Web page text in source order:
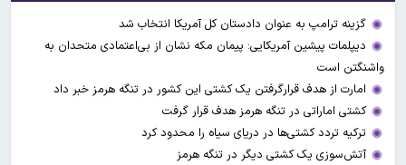
گزینه ترامپ به عنوان دادستان کل آمریکا انتخاب شد
دیپلمات پیشین آمریکایی: پیمان مکه نشان از بی‌اعتمادی متحدان به
واشنگتن است
امارت از هدف قرارگرفتن یک کشتی این کشور در تنگه هرمز خبر داد
کشتی اماراتی در تنگه هرمز هدف قرار گرفت
ترکیه تردد کشتی‌ها در دریای سیاه را محدود کرد
آتش‌سوزی یک کشتی دیگر در تنگه هرمز